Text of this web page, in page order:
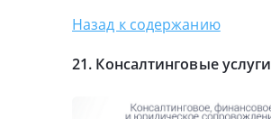
Назад к содержанию
21. Консалтинговые услуги